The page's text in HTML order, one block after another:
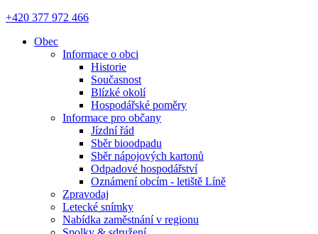
+420 377 972 466
Obec
Informace o obci
Historie
Současnost
Blízké okolí
Hospodářské poměry
Informace pro občany
Jízdní řád
Sběr bioodpadu
Sběr nápojových kartonů
Odpadové hospodářství
Oznámení obcím - letiště Líně
Zpravodaj
Letecké snímky
Nabídka zaměstnání v regionu